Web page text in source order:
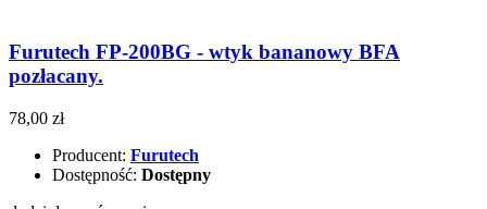
Furutech FP-200BG - wtyk bananowy BFA
pozłacany.
78,00 zł
Producent: Furutech
Dostępność: Dostępny